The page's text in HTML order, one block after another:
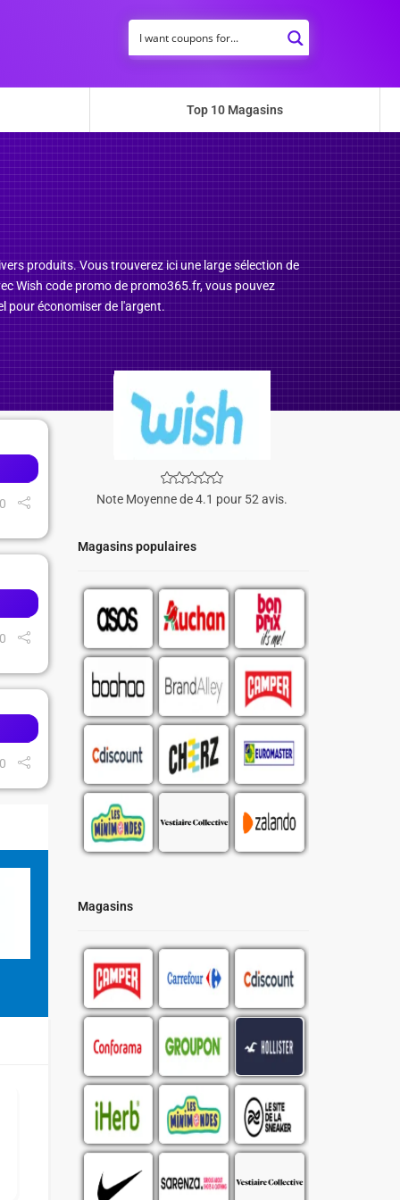
Top 10 Magasins
produits. Vous trouverez ici une large sélection de
Wish code promo de promo365.fr, vous pouvez
pour économiser de l'argent.
Note Moyenne de 4.1 pour 52 avis.
Magasins populaires
Magasins